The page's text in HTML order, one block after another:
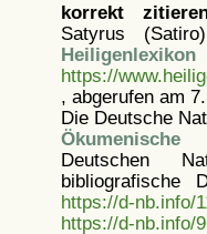
korrekt
Satyrus
Heiligenlexikon
https://
, abgerufen am
Die Deutsche
Ökumenische
Deutschen
bibliografische
https://d-nb.info/
https://d-nb.info/